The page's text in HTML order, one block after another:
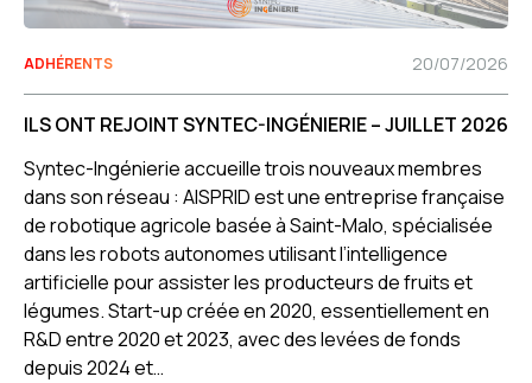
ADHÉRENTS 20/07/2026
ILS ONT REJOINT SYNTEC-INGÉNIERIE – JUILLET 2026
Syntec-Ingénierie accueille trois nouveaux membres
dans son réseau : AISPRID est une entreprise française
de robotique agricole basée à Saint-Malo, spécialisée
dans les robots autonomes utilisant l’intelligence
artificielle pour assister les producteurs de fruits et
légumes. Start-up créée en 2020, essentiellement en
R&D entre 2020 et 2023, avec des levées de fonds
depuis 2024 et…